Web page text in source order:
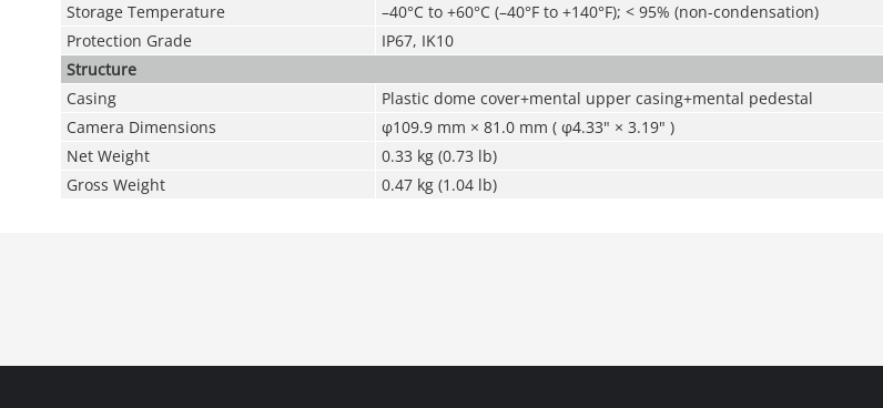
Storage Temperature
–40°C to +60°C (–40°F to +140°F); < 95% (non-condensation)
Protection Grade
IP67, IK10
Structure
Casing
Plastic dome cover+mental upper casing+mental pedestal
Camera Dimensions
φ109.9 mm × 81.0 mm ( φ4.33" × 3.19" )
Net Weight
0.33 kg (0.73 lb)
Gross Weight
0.47 kg (1.04 lb)